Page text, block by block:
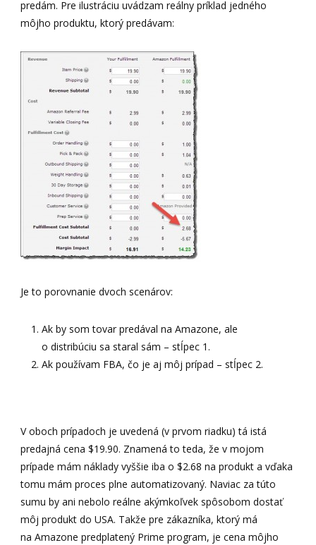
predám. Pre ilustráciu uvádzam reálny príklad jedného
môjho produktu, ktorý predávam:
Je to porovnanie dvoch scenárov:
Ak by som tovar predával na Amazone, ale
o distribúciu sa staral sám – stĺpec 1.
Ak používam FBA, čo je aj môj prípad – stĺpec 2.
V oboch prípadoch je uvedená (v prvom riadku) tá istá
predajná cena $19.90. Znamená to teda, že v mojom
prípade mám náklady vyššie iba o $2.68 na produkt a vďaka
tomu mám proces plne automatizovaný. Naviac za túto
sumu by ani nebolo reálne akýmkoľvek spôsobom dostať
môj produkt do USA. Takže pre zákazníka, ktorý má
na Amazone predplatený Prime program, je cena môjho